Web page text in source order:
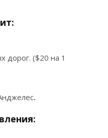
дорог. ($20 на 1
.